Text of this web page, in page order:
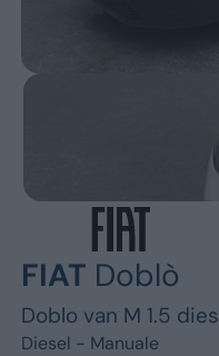
FIAT Doblò
Doblo van M 1.5
Diesel - Manuale